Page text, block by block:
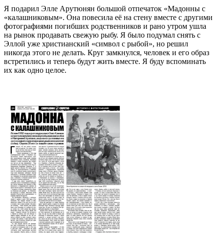
Я подарил Элле Арутюнян большой отпечаток «Мадонны с
«калашниковым». Она повесила её на стену вместе с другими
фотографиями погибших родственников и рано утром ушла
на рынок продавать свежую рыбу. Я было подумал снять c
Эллой уже христианский «символ с рыбой», но решил
никогда этого не делать. Круг замкнулся, человек и его образ
встретились и теперь будут жить вместе. Я буду вспоминать
их как одно целое.